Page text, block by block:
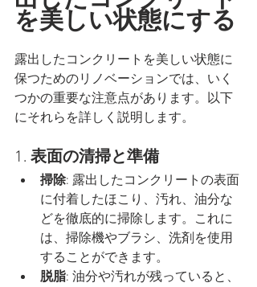
を美しい状態にする
露出したコンクリートを美しい状態に
保つためのリノベーションでは、いく
つかの重要な注意点があります。以下
にそれらを詳しく説明します。
1. 表面の清掃と準備
掃除: 露出したコンクリートの表面
に付着したほこり、汚れ、油分な
どを徹底的に掃除します。これに
は、掃除機やブラシ、洗剤を使用
することができます。
脱脂: 油分や汚れが残っていると、